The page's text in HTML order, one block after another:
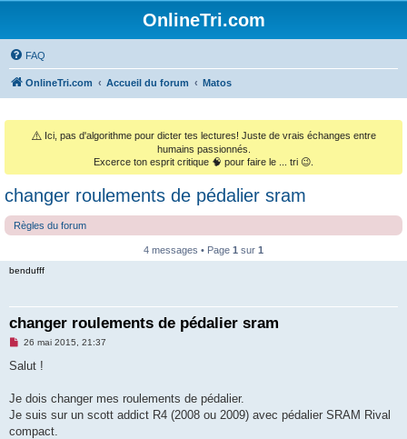
OnlineTri.com
FAQ
OnlineTri.com Accueil du forum Matos
⚠️ Ici, pas d'algorithme pour dicter tes lectures! Juste de vrais échanges entre
humains passionnés.
Excerce ton esprit critique 🧠 pour faire le ... tri 😉.
changer roulements de pédalier sram
Règles du forum
4 messages • Page 1 sur 1
bendufff
changer roulements de pédalier sram
M
s
g
n
o
26 mai 2015, 21:37
Salut !
Je dois changer mes roulements de pédalier.
Je suis sur un scott addict R4 (2008 ou 2009) avec pédalier SRAM Rival
compact.